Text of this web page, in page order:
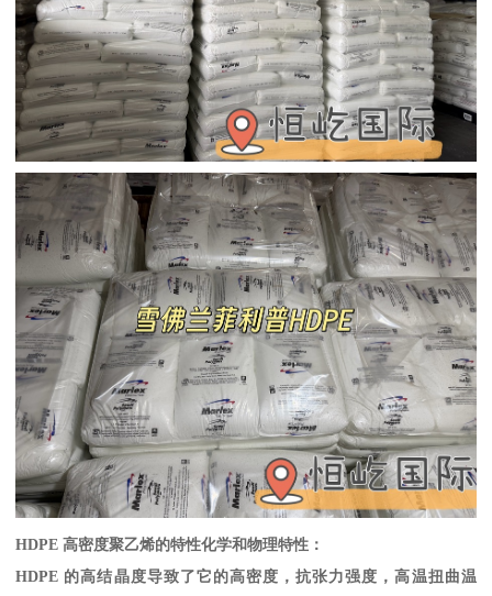
HDPE 高密度聚乙烯的特性化学和物理特性：
HDPE 的高结晶度导致了它的高密度，抗张力强度，高温扭曲温